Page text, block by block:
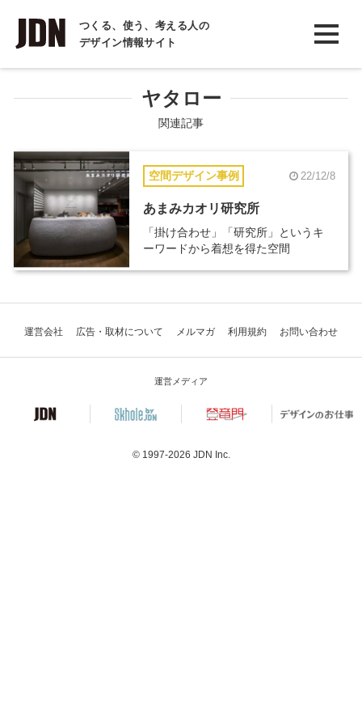
つくる、使う、考える人の
デザイン情報サイト
INTERVIEW
インタビュー
COLUMN
コラム
ヤタロー
関連記事
空間デザイン事例 22/12/8
あまみカオリ研究所
「掛け合わせ」「研究所」というキ
ーワードから着想を得た空間
運営会社 広告・取材について メルマガ 利用規約 お問い合わせ
運営メディア
© 1997-2026 JDN Inc.